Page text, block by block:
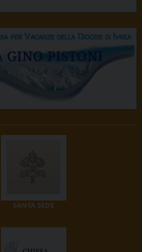
SANTA SEDE